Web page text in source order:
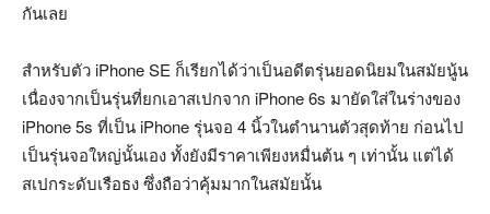
กันเลย
สำหรับตัว iPhone SE ก็เรียกได้ว่าเป็นอดีตรุ่นยอดนิยมในสมัยนู้น
เนื่องจากเป็นรุ่นที่ยกเอาสเปกจาก iPhone 6s มายัดใส่ในร่างของ
iPhone 5s ที่เป็น iPhone รุ่นจอ 4 นิ้วในตำนานตัวสุดท้าย ก่อนไป
เป็นรุ่นจอใหญ่นั้นเอง ทั้งยังมีราคาเพียงหมื่นต้น ๆ เท่านั้น แต่ได้
สเปกระดับเรือธง ซึ่งถือว่าคุ้มมากในสมัยนั้น